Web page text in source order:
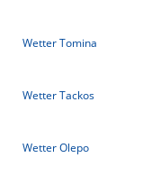
Wetter Tomina
Wetter Tackos
Wetter Olepo